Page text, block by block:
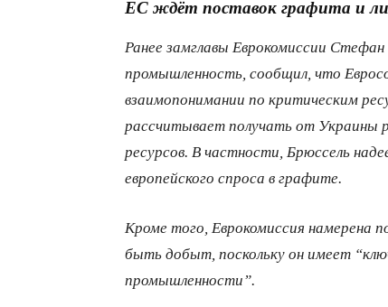
ЕС ждёт поставок графита и
Ранее замглавы Еврокомиссии
промышленность, сообщил, что
взаимопонимании по критическим
рассчитывает получать от Украины
ресурсов. В частности, Брюссель
европейского спроса в графите.
Кроме того, Еврокомиссия
быть добыт, поскольку он имеет
промышленности”.